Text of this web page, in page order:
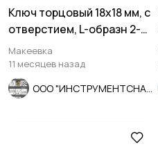
Ключ торцовый 18х18 мм, с
отверстием, L-образн 2-х
сторонний, Cr-V.
Макеевка
11 месяцев назад